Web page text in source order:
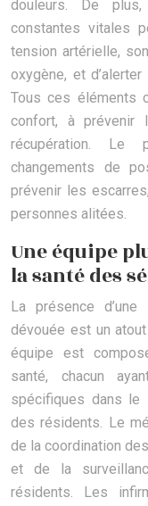
douleurs. De
constantes vitales
tension artérielle,
oxygène, et d’alerter
Tous ces éléments
confort, à prévenir
récupération. Le
changements de
prévenir les
personnes alitées.
Une équipe
la santé des
La présence
dévouée est un atout
équipe est
santé, chacun
spécifiques dans
des résidents. Le
de la coordination
et de la
résidents. Les